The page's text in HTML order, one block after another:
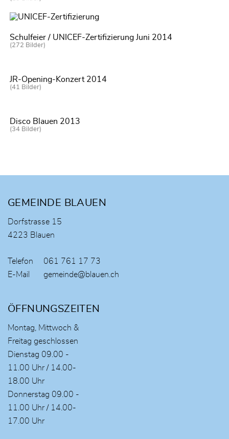
Schulfeier / UNICEF-Zertifizierung Juni 2014
(272 Bilder)
JR-Opening-Konzert 2014
(41 Bilder)
Disco Blauen 2013
(34 Bilder)
Fusszeile
GEMEINDE BLAUEN
Dorfstrasse 15
4223 Blauen
Telefon
061 761 17 73
E-Mail
gemeinde@blauen.ch
ÖFFNUNGSZEITEN
Montag, Mittwoch &
Freitag geschlossen
Dienstag 09.00 -
11.00 Uhr / 14.00-
18.00 Uhr
Donnerstag 09.00 -
11.00 Uhr / 14.00-
17.00 Uhr